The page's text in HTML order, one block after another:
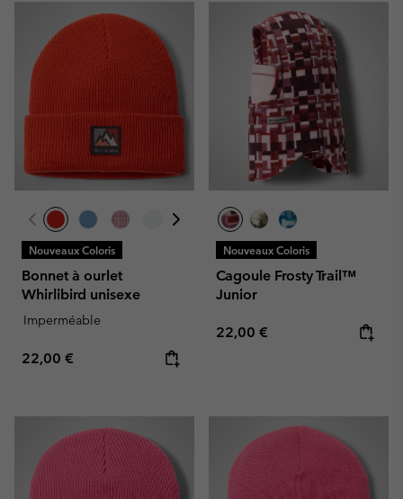
Nouveaux Coloris
Bonnet à ourlet
Whirlibird unisexe
Imperméable
Regular price:
22,00 €
Nouveaux Coloris
Cagoule Frosty Trail™
Junior
Regular price:
22,00 €